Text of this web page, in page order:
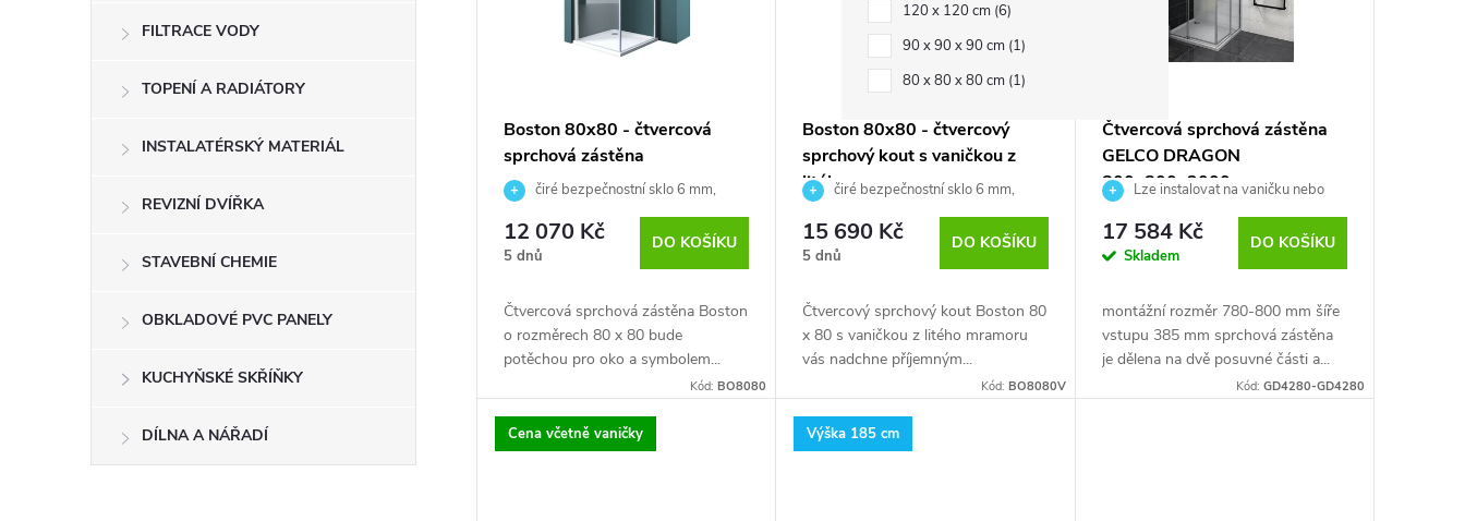
FILTRACE VODY
TOPENÍ A RADIÁTORY
INSTALATÉRSKÝ MATERIÁL
REVIZNÍ DVÍŘKA
STAVEBNÍ CHEMIE
OBKLADOVÉ PVC PANELY
KUCHYŇSKÉ SKŘÍŇKY
DÍLNA A NÁŘADÍ
120 x 120 cm 6
90 x 90 x 90 cm 1
80 x 80 x 80 cm 1
k
Boston 80x80 - čtvercová
sprchová zástěna
čiré bezpečnostní sklo 6 mm,
12 070 Kč
5 dnů
DO KOŠÍKU
Čtvercová sprchová zástěna Boston
o rozměrech 80 x 80 bude
potěchou pro oko a symbolem...
Kód:BO8080
Boston 80x80 - čtvercový
sprchový kout s vaničkou z
litého mramoru
čiré bezpečnostní sklo 6 mm,
15 690 Kč
5 dnů
DO KOŠÍKU
Čtvercový sprchový kout Boston 80
x 80 s vaničkou z litého mramoru
vás nadchne příjemným...
Kód: BO8080V
Čtvercová sprchová zástěna
GELCO DRAGON
800x800x2000 mm
Lze instalovat na vaničku nebo
17 584 Kč
Skladem
DO KOŠÍKU
montážní rozměr 780-800 mm šíře
vstupu 385 mm sprchová zástěna
je dělena na dvě posuvné části a...
Kód: GD4280-GD4280
Cena včetně vaničky Výška 185 cm